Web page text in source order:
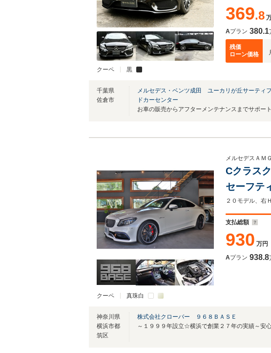
クーペ 黒
369.8
Aプラン 380.1
残価
ローン価格
千葉県
佐倉市
メルセデス・ベンツ成田 ユーカリが丘サーティ
ドカーセンター
クーペ 真珠白
メルセデスＡＭＧ
Cクラス
セーフテ
ックカメ
支払総額
930 万円
Aプラン 938.8
神奈川県
横浜市都
筑区
株式会社クローバー ９６８ＢＡＳＥ